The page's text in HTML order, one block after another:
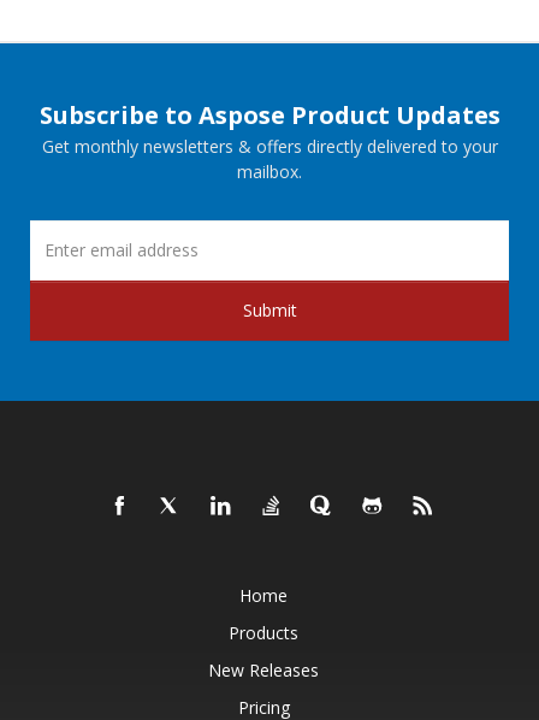
Subscribe to Aspose Product Updates
Get monthly newsletters & offers directly delivered to your
mailbox.
Submit
Home
Products
New Releases
Pricing